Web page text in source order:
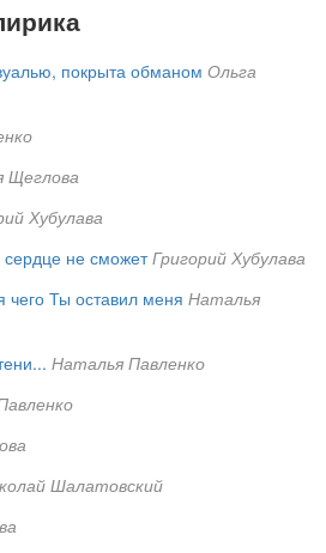
покрыта обманом Ольга
Щеглова
Хубулава
не сможет Григорий Хубулава
Ты оставил меня Наталья
Наталья Павленко
Шалатовский